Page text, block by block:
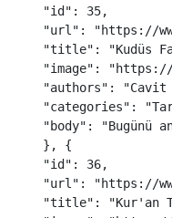
"id " : 35,
"url " : "https://
"title" : "Kudüs
"image" : "https://
"authors" : "Cavit
"categories" : "
"body" : "Bugünü
},
{
"id " : 36,
"url " : "https://
"title" : "Kur'an